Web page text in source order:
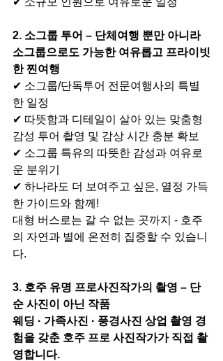
2. 소그룹 투어 – 단체여행 뿐만 아니라
소그룹으로도 가능한 여유롭고 프라이빗
한 찐여행
✔ 소그룹/단독투어 전문여행사의 특별
한 일정
✔ 따뜻함과 디테일이 살아 있는 맞춤형
감성 투어 촬영 및 감상 시간 충분 확보
✔ 소그룹 특유의 따뜻한 감성과 여유로
운 분위기
✔ 하나라도 더 보여주고 싶은, 열정 가득
한 가이드와 함께!
대형 버스로는 갈 수 없는 곳까지 - 호주
의 자연과 별에 온전히 집중할 수 있습니
다.
3. 호주 유명 프로사진작가의 촬영 – 단
순 사진이 아닌 작품
웨딩 · 가족사진 · 풍경사진 상업 촬영 경
험을 갖춘 호주 프로 사진작가가 직접 촬
영합니다.